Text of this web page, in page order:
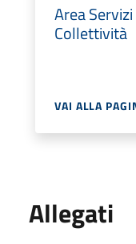
Area
Collettività
VAI ALLA
Allegati